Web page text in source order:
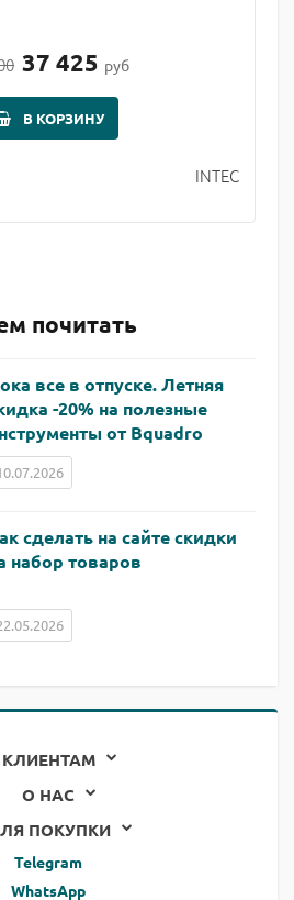
37 425 руб
В КОРЗИНУ
INTEC
почитать
все в отпуске. Летняя
-20% на полезные
от Bquadro
сделать на сайте скидки
набор товаров
КЛИЕНТАМ
О НАС
ПОКУПКИ
Telegram
WhatsApp